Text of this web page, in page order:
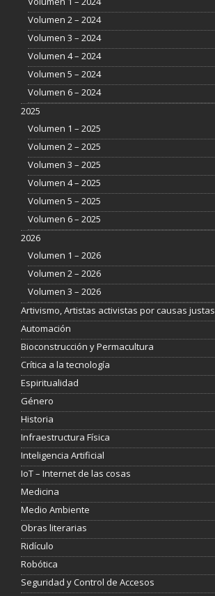
Volumen 2 – 2024
Volumen 3 – 2024
Volumen 4 – 2024
Volumen 5 – 2024
Volumen 6 – 2024
2025
Volumen 1 – 2025
Volumen 2 – 2025
Volumen 3 – 2025
Volumen 4 – 2025
Volumen 5 – 2025
Volumen 6 – 2025
2026
Volumen 1 – 2026
Volumen 2 – 2026
Volumen 3 – 2026
Artivismo, Artistas activistas por causas justas
Automación
Bioconstrucción y Permacultura
Crítica a la tecnología
Espiritualidad
Género
Historia
Infraestructura Física
Inteligencia Artificial
IoT – Internet de las cosas
Medicina
Medio Ambiente
Obras literarias
Ridículo
Robótica
Seguridad y Control de Accesos